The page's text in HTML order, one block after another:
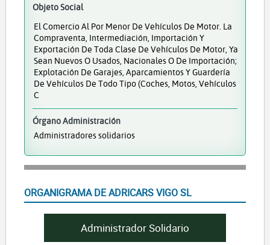
Objeto Social
El Comercio Al Por Menor De Vehículos De Motor. La
Compraventa, Intermediación, Importación Y
Exportación De Toda Clase De Vehículos De Motor, Ya
Sean Nuevos O Usados, Nacionales O De Importación;
Explotación De Garajes, Aparcamientos Y Guardería
De Vehículos De Todo Tipo (coches, Motos, Vehículos
C
Órgano Administración
Administradores solidarios
ORGANIGRAMA DE ADRICARS VIGO SL
Administrador Solidario